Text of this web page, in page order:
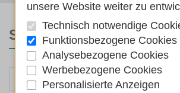
SORTIEREN NACH
unsere Website weiter zu
Technisch notwendige
Funktionsbezogene Cookies
Analysebezogene Cookies
Werbebezogene Cookies
Personalisierte Anzeigen